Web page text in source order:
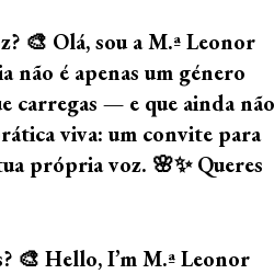
🎨 Olá, sou a M.ª Leonor
não é apenas um género
carregas — e que ainda não
viva: um convite para
própria voz. 🌸✨ Queres
🎨 Hello, I’m M.ª Leonor